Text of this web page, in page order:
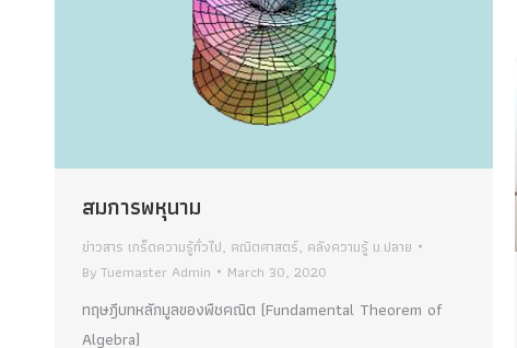
สมการพหุนาม
ข่าวสาร เกร็ดความรู้ทั่วไป, คณิตศาสตร์, คลังความรู้ ม.ปลาย
ByTuemaster Admin March 30, 2020
ทฤษฎีบทหลักมูลของพืชคณิต (Fundamental Theorem of
Algebra)